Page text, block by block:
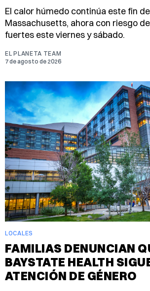
El calor húmedo continúa este fin
Massachusetts, ahora con riesgo
fuertes este viernes y sábado.
EL PLANETA TEAM
7 de agosto de 2026
LOCALES
FAMILIAS DENUNCIAN
BAYSTATE HEALTH
ATENCIÓN DE GÉNERO